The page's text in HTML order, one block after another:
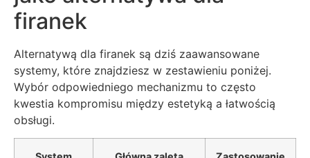
firanek
Alternatywą dla firanek są dziś zaawansowane
systemy, które znajdziesz w zestawieniu poniżej.
Wybór odpowiedniego mechanizmu to często
kwestia kompromisu między estetyką a łatwością
obsługi.